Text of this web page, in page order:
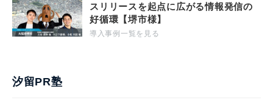
スリリースを起点に広がる情報発信の
好循環【堺市様】
導入事例一覧を見る
汐留PR塾